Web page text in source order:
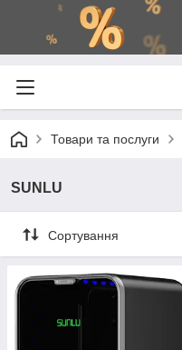
Товари та послуги
SUNLU
Сортування